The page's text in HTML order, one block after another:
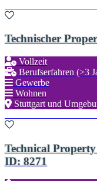
Technischer
Vollzeit
Berufserfahren (>3
Gewerbe
Wohnen
Stuttgart und
Technical
ID: 8271